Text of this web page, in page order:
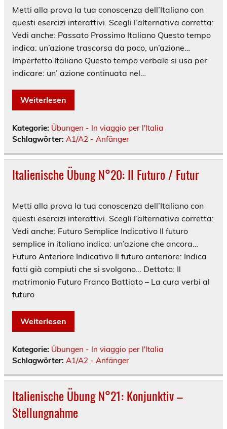
Metti alla prova la tua conoscenza dell’Italiano con
questi esercizi interattivi. Scegli l’alternativa corretta:
Vedi anche: Passato Prossimo Italiano Questo tempo
indica: un’azione trascorsa da poco, un’azione…
Imperfetto Italiano Questo tempo verbale si usa per
indicare: un’ azione continuata nel…
Weiterlesen
Kategorie: Übungen - In viaggio per l'Italia
Schlagwörter: A1/A2 - Anfänger
Italienische Übung N°20: Il Futuro / Futur
Metti alla prova la tua conoscenza dell’Italiano con
questi esercizi interattivi. Scegli l’alternativa corretta:
Vedi anche: Futuro Semplice Indicativo Il futuro
semplice in italiano indica: un’azione che ancora…
Futuro Anteriore Indicativo Il futuro anteriore: Indica
fatti già compiuti che si svolgono… Dettato: Il
matrimonio Futuro Franco Battiato – La cura verbi al
futuro
Weiterlesen
Kategorie: Übungen - In viaggio per l'Italia
Schlagwörter: A1/A2 - Anfänger
Italienische Übung N°21: Konjunktiv –
Stellungnahme